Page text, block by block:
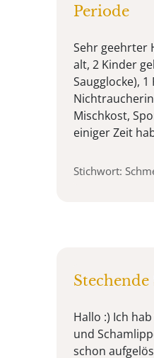
Periode
Sehr geehrter
alt, 2 Kinder
Saugglocke),
Mischkost,
einiger Zeit
Stichwort:
Hallo :) Ich
und
schon